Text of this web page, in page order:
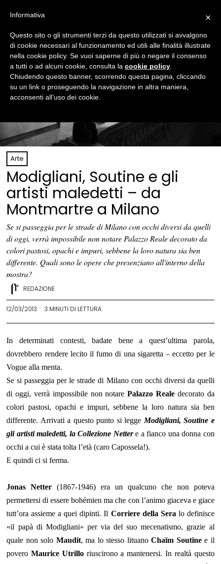
Arte
Modigliani, Soutine e gli
artisti maledetti – da
Montmartre a Milano
Se si passeggia per le strade di Milano con occhi diversi da quelli
di oggi, verrà impossibile non notare Palazzo Reale decorato da
colori pastosi, opachi e impuri, sebbene la loro natura sia ben
differente. Quali sono le opere che presenziano all'interno della
mostra?
REDAZIONE
12/03/2013 3 MINUTI DI LETTURA
In determinati contesti, badate bene a quest’ultima parola,
dovrebbero rendere lecito il fumo di una sigaretta – eccetto per le
Vogue alla menta.
Se si passeggia per le strade di Milano con occhi diversi da quelli
di oggi, verrà impossibile non notarePalazzo Realedecorato da
colori pastosi, opachi e impuri, sebbene la loro natura sia ben
differente. Arrivati a questo punto si legge Modigliani, Soutine e
gli artisti maledetti, la Collezione Nettere a fianco una donna con
occhi a cui è stata tolta l’età (caro Capossela!).
E quindi ci si ferma.
Jonas Netter (1867-1946) era un qualcuno che non poteva
permettersi di essere bohémien ma che con l’animo giaceva e giace
tutt’ora assieme a quei dipinti. Il Corriere della Sera lo definisce
«il papà di Modigliani» per via del suo mecenatismo, grazie al
quale non solo Maudit, ma lo stesso lituanoChaïm Soutinee il
poveroMaurice Utrilloriuscirono a mantenersi. In realtà questo
×
Informativa
Questo sito o gli strumenti terzi da questo utilizzati si avvalgono
di cookie necessari al funzionamento ed utili alle finalità illustrate
nella cookie policy. Se vuoi saperne di più o negare il consenso
a tutti o ad alcuni cookie, consulta la cookie policy
Chiudendo questo banner, scorrendo questa pagina, cliccando
su un link o proseguendo la navigazione in altra maniera,
acconsenti all’uso dei cookie.